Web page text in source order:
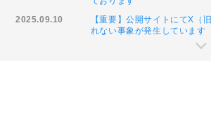
2025.09.10
【重要】公開サイトにてX（
れない事象が発生しています